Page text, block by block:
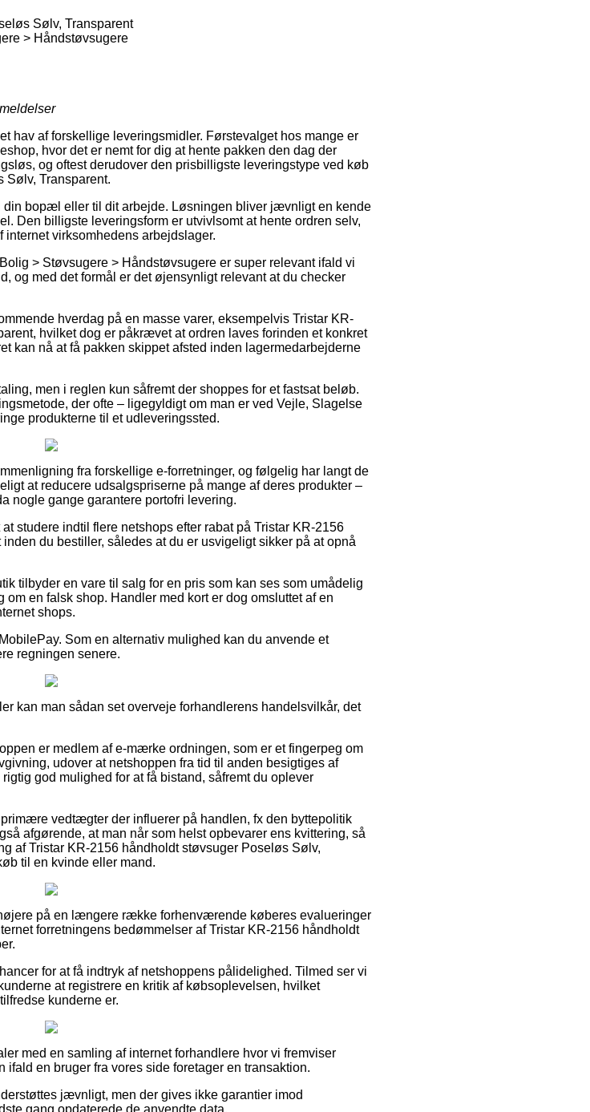
Sølv, Transparent
> Håndstøvsugere
hav af forskellige leveringsmidler. Førstevalget hos mange er
hvor det er nemt for dig at hente pakken den dag der
og oftest derudover den prisbilligste leveringstype ved køb
Sølv, Transparent.
bopæl eller til dit arbejde. Løsningen bliver jævnligt en kende
Den billigste leveringsform er utvivlsomt at hente ordren selv,
virksomhedens arbejdslager.
> Støvsugere > Håndstøvsugere er super relevant ifald vi
og med det formål er det øjensynligt relevant at du checker
hverdag på en masse varer, eksempelvis Tristar KR-
hvilket dog er påkrævet at ordren laves forinden et konkret
kan nå at få pakken skippet afsted inden lagermedarbejderne
men i reglen kun såfremt der shoppes for et fastsat beløb.
der ofte – ligegyldigt om man er ved Vejle, Slagelse
produkterne til et udleveringssted.
fra forskellige e-forretninger, og følgelig har langt de
at reducere udsalgspriserne på mange af deres produkter –
nogle gange garantere portofri levering.
studere indtil flere netshops efter rabat på Tristar KR-2156
du bestiller, således at du er usvigeligt sikker på at opnå
tilbyder en vare til salg for en pris som kan ses som umådelig
en falsk shop. Handler med kort er dog omsluttet af en
shops.
Som en alternativ mulighed kan du anvende et
regningen senere.
kan man sådan set overveje forhandlerens handelsvilkår, det
er medlem af e-mærke ordningen, som er et fingerpeg om
udover at netshoppen fra tid til anden besigtiges af
god mulighed for at få bistand, såfremt du oplever
vedtægter der influerer på handlen, fx den byttepolitik
afgørende, at man når som helst opbevarer ens kvittering, så
af Tristar KR-2156 håndholdt støvsuger Poseløs Sølv,
til en kvinde eller mand.
på en længere række forhenværende køberes evalueringer
forretningens bedømmelser af Tristar KR-2156 håndholdt
for at få indtryk af netshoppens pålidelighed. Tilmed ser vi
at registrere en kritik af købsoplevelsen, hvilket
kunderne er.
med en samling af internet forhandlere hvor vi fremviser
en bruger fra vores side foretager en transaktion.
jævnligt, men der gives ikke garantier imod
gang opdaterede de anvendte data.